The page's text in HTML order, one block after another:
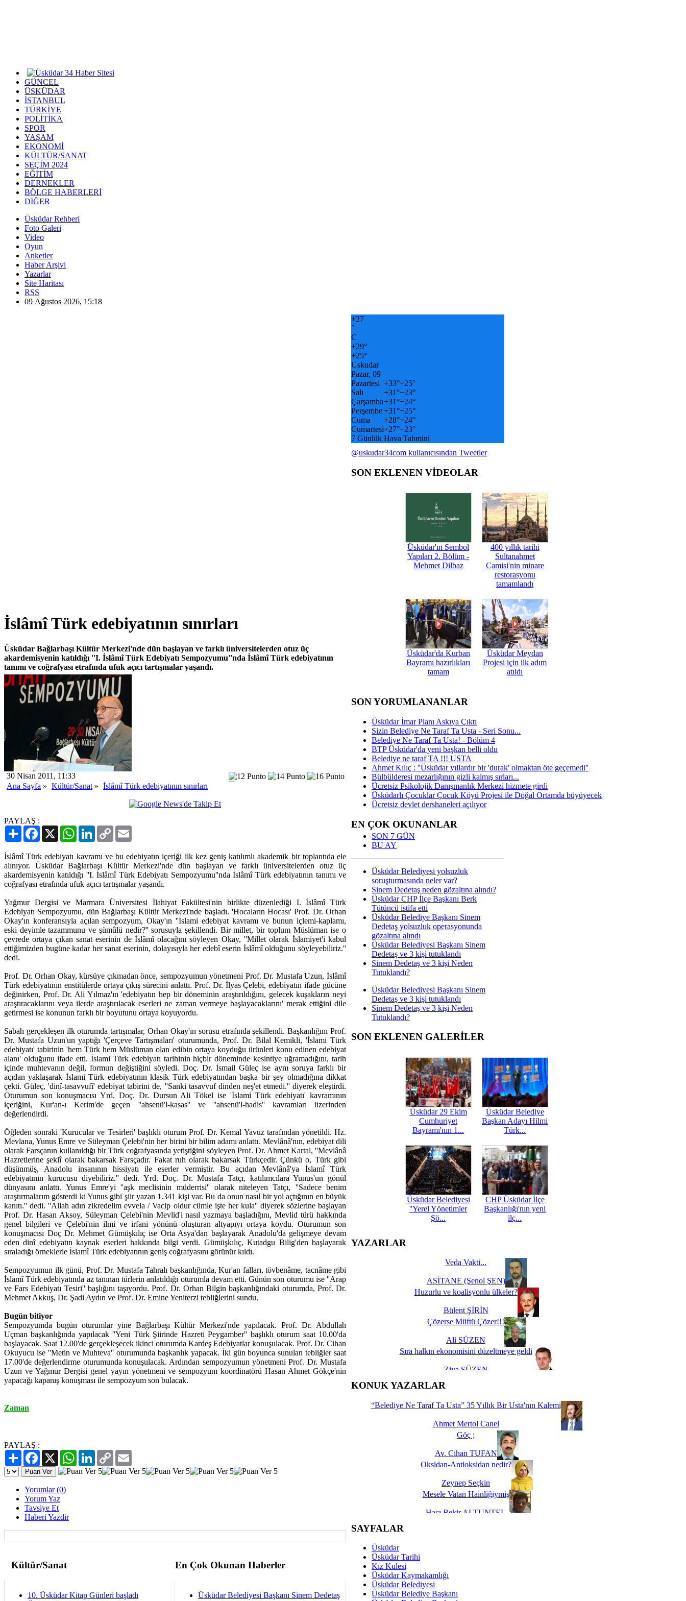
GÜNCEL
ÜSKÜDAR
İSTANBUL
TÜRKİYE
POLİTİKA
SPOR
YAŞAM
EKONOMİ
KÜLTÜR/SANAT
SEÇİM 2024
EĞİTİM
DERNEKLER
BÖLGE HABERLERİ
DİĞER
Üsküdar Rehberi
Foto Galeri
Video
Oyun
Anketler
Haber Arşivi
Yazarlar
Site Haritası
RSS
09 Ağustos 2026, 15:18
İslâmî Türk edebiyatının sınırları
Üsküdar Bağlarbaşı Kültür Merkezi'nde dün başlayan ve farklı üniversitelerden otuz üç
akardemisyenin katıldığı ''I. İslâmî Türk Edebiyatı Sempozyumu''nda İslâmî Türk edebiyatının
tanımı ve coğrafyası etrafında ufuk açıcı tartışmalar yaşandı.
30 Nisan 2011, 11:33
Ana Sayfa » Kültür/Sanat » İslâmî Türk edebiyatının sınırları
PAYLAŞ :
PaylaşFacebook
X WhatsAppLinkedIn
Copy
Link
İslâmî Türk edebiyatı kavramı ve bu edebiyatın içeriği ilk kez geniş katılımlı akademik bir toplantıda ele
alınıyor. Üsküdar Bağlarbaşı Kültür Merkezi'nde dün başlayan ve farklı üniversitelerden otuz üç
akardemisyenin katıldığı ''I. İslâmî Türk Edebiyatı Sempozyumu''nda İslâmî Türk edebiyatının tanımı ve
coğrafyası etrafında ufuk açıcı tartışmalar yaşandı.
Yağmur Dergisi ve Marmara Üniversitesi İlahiyat Fakültesi'nin birlikte düzenlediği I. İslâmî Türk
Edebiyatı Sempozyumu, dün Bağlarbaşı Kültür Merkezi'nde başladı. 'Hocaların Hocası' Prof. Dr. Orhan
Okay'ın konferansıyla açılan sempozyum, Okay'ın ''İslami edebiyat kavramı ve bunun içlemi-kaplamı,
eski deyimle tazammunu ve şümûlü nedir?'' sorusuyla şekillendi. Bir millet, bir toplum Müslüman ise o
çevrede ortaya çıkan sanat eserinin de İslâmî olacağını söyleyen Okay, ''Millet olarak İslamiyet'i kabul
ettiğimizden bugüne kadar her sanat eserinin, dolayısıyla her edebî eserin İslâmî olduğunu söyleyebiliriz.''
dedi.
Prof. Dr. Orhan Okay, kürsüye çıkmadan önce, sempozyumun yönetmeni Prof. Dr. Mustafa Uzun, İslâmî
Türk edebiyatının enstitülerde ortaya çıkış sürecini anlattı. Prof. Dr. İlyas Çelebi, edebiyatın ifade gücüne
değinirken, Prof. Dr. Ali Yılmaz'ın 'edebiyatın hep bir döneminin araştırıldığını, gelecek kuşakların neyi
araştıracaklarını veya ilerde araştırılacak eserleri ne zaman vermeye başlayacaklarını' merak ettiğini dile
getirmesi ise konunun farklı bir boyutunu ortaya koyuyordu.
Sabah gerçekleşen ilk oturumda tartışmalar, Orhan Okay'ın sorusu etrafında şekillendi. Başkanlığını Prof.
Dr. Mustafa Uzun'un yaptığı 'Çerçeve Tartışmaları' oturumunda, Prof. Dr. Bilal Kemikli, 'İslami Türk
edebiyatı' tabirinin 'hem Türk hem Müslüman olan edibin ortaya koyduğu ürünleri konu edinen edebiyat
alanı' olduğunu ifade etti. İslami Türk edebiyatı tarihinin hiçbir döneminde kesintiye uğramadığını, tarih
içinde muhtevanın değil, formun değiştiğini söyledi. Doç. Dr. İsmail Güleç ise aynı soruya farklı bir
açıdan yaklaşarak İslami Türk edebiyatının klasik Türk edebiyatından başka bir şey olmadığına dikkat
çekti. Güleç, 'dinî-tasavvufî' edebiyat tabirini de, ''Sanki tasavvuf dinden neş'et etmedi.'' diyerek eleştirdi.
Oturumun son konuşmacısı Yrd. Doç. Dr. Dursun Ali Tökel ise 'İslami Türk edebiyatı' kavramının
içeriğini, Kur'an-ı Kerim'de geçen ''ahsenü'l-kasas'' ve ''ahsenü'l-hadis'' kavramları üzerinden
değerlendirdi.
Öğleden sonraki 'Kurucular ve Tesirleri' başlıklı oturum Prof. Dr. Kemal Yavuz tarafından yönetildi. Hz.
Mevlana, Yunus Emre ve Süleyman Çelebi'nin her birini bir bilim adamı anlattı. Mevlânâ'nın, edebiyat dili
olarak Farsçanın kullanıldığı bir Türk coğrafyasında yetiştiğini söyleyen Prof. Dr. Ahmet Kartal, ''Mevlânâ
Hazretlerine şeklî olarak bakarsak Farsçadır. Fakat ruh olarak bakarsak Türkçedir. Çünkü o, Türk gibi
düşünmüş, Anadolu insanının hissiyatı ile eserler vermiştir. Bu açıdan Mevlânâ'ya İslamî Türk
edebiyatının kurucusu diyebiliriz.'' dedi. Yrd. Doç. Dr. Mustafa Tatçı, katılımcılara Yunus'un gönül
dünyasını anlattı. Yunus Emre'yi ''aşk meclisinin müderrisi'' olarak niteleyen Tatçı, ''Sadece benim
araştırmalarım gösterdi ki Yunus gibi şiir yazan 1.341 kişi var. Bu da onun nasıl bir yol açtığının en büyük
kanıtı.'' dedi. ''Allah adın zikredelim evvela / Vacip oldur cümle işte her kula'' diyerek sözlerine başlayan
Prof. Dr. Hasan Aksoy, Süleyman Çelebi'nin Mevlid'i nasıl yazmaya başladığını, Mevlid türü hakkında
genel bilgileri ve Çelebi'nin ilmi ve irfani yönünü oluşturan altyapıyı ortaya koydu. Oturumun son
konuşmacısı Doç Dr. Mehmet Gümüşkılıç ise Orta Asya'dan başlayarak Anadolu'da gelişmeye devam
eden dinî edebiyatın kaynak eserleri hakkında bilgi verdi. Gümüşkılıç, Kutadgu Bilig'den başlayarak
sıraladığı örneklerle İslamî Türk edebiyatının geniş coğrafyasını görünür kıldı.
Sempozyumun ilk günü, Prof. Dr. Mustafa Tahralı başkanlığında, Kur'an falları, tövbenâme, tacnâme gibi
İslamî Türk edebiyatında az tanınan türlerin anlatıldığı oturumla devam etti. Günün son oturumu ise ''Arap
ve Fars Edebiyatı Tesiri'' başlığını taşıyordu. Prof. Dr. Orhan Bilgin başkanlığındaki oturumda, Prof. Dr.
Mehmet Akkuş, Dr. Şadi Aydın ve Prof. Dr. Emine Yeniterzi tebliğlerini sundu.
Bugün bitiyor
Sempozyumda bugün oturumlar yine Bağlarbaşı Kültür Merkezi'nde yapılacak. Prof. Dr. Abdullah
Uçman başkanlığında yapılacak ''Yeni Türk Şiirinde Hazreti Peygamber'' başlıklı oturum saat 10.00'da
başlayacak. Saat 12.00'de gerçekleşecek ikinci oturumda Kardeş Edebiyatlar konuşulacak. Prof. Dr. Cihan
Okuyucu ise ''Metin ve Muhteva'' oturumunda başkanlık yapacak. İki gün boyunca sunulan tebliğler saat
17.00'de değerlendirme oturumunda konuşulacak. Ardından sempozyumun yönetmeni Prof. Dr. Mustafa
Uzun ve Yağmur Dergisi genel yayın yönetmeni ve sempozyum koordinatörü Hasan Ahmet Gökçe'nin
yapacağı kapanış konuşması ile sempozyum son bulacak.
Zaman
PAYLAŞ :
PaylaşFacebook
X WhatsAppLinkedIn
Copy
Link
Yorumlar (0)
Yorum Yaz
Tavsiye Et
Haberi Yazdir
Kültür/Sanat En Çok Okunan Haberler
10. Üsküdar Kitap Günleri başladı
Üsküdar Belediyesi Başkanı Sinem Dedetaş
+27
°
C
+29°
+25°
Uskudar
Pazar, 09
Pazartesi +33°+25°
Salı
+31°+23°
Çarşamba+31°+24°
Perşembe+31°+25°
Cuma
+28°+24°
Cumartesi+27°+23°
7 Günlük Hava Tahmini
@uskudar34com kullanıcısından Tweetler
SON EKLENEN VİDEOLAR
Üsküdar'ın Sembol
Yapıları 2. Bölüm -
Mehmet Dilbaz
400 yıllık tarihi
Sultanahmet
Camisi'nin minare
restorasyonu
tamamlandı
Üsküdar'da Kurban
Bayramı hazırlıkları
tamam
Üsküdar Meydan
Projesi için ilk adım
atıldı
SON YORUMLANANLAR
Üsküdar İmar Planı Askıya Çıktı
Sizin Belediye Ne Taraf Ta Usta - Seri Sonu...
Belediye Ne Taraf Ta Usta! - Bölüm 4
BTP Üsküdar'da yeni başkan belli oldu
Belediye ne taraf TA !!! USTA
Ahmet Kılıç : ''Üsküdar yıllardır bir 'durak' olmaktan öte geçemedi''
Bülbülderesi mezarlığının gizli kalmış sırları...
Ücretsiz Psikolojik Danışmanlık Merkezi hizmete girdi
Üsküdarlı Çocuklar Çocuk Köyü Projesi ile Doğal Ortamda büyüyecek
Ücretsiz devlet dershaneleri açılıyor
EN ÇOK OKUNANLAR
SON 7 GÜN
BU AY
Üsküdar Belediyesi yolsuzluk
soruşturmasında neler var?
Sinem Dedetaş neden gözaltına alındı?
Üsküdar CHP İlçe Başkanı Berk
Tütüncü istifa etti
Üsküdar Belediye Başkanı Sinem
Dedetaş yolsuzluk operasyonunda
gözaltına alındı
Üsküdar Belediyesi Başkanı Sinem
Dedetaş ve 3 kişi tutuklandı
Sinem Dedetaş ve 3 kişi Neden
Tutuklandı?
Üsküdar Belediyesi Başkanı Sinem
Dedetaş ve 3 kişi tutuklandı
Sinem Dedetaş ve 3 kişi Neden
Tutuklandı?
SON EKLENEN GALERİLER
Üsküdar 29 Ekim
Cumhuriyet
Bayramı'nın 1...
Üsküdar Belediye
Başkan Adayı Hilmi
Türk...
Üsküdar Belediyesi
''Yerel Yönetimler
Şö...
CHP Üsküdar İlçe
Başkanlığı'nın yeni
ilç...
YAZARLAR
Veda Vakti...
ASİTANE (Şenol ŞEN)
Huzurlu ve koalisyonlu ülkeler?
Bülent ŞİRİN
Çözerse Müftü Çözer!!!
Ali SÜZEN
Sıra halkın ekonomisini düzeltmeye geldi
Ziya SÜZEN
İşte Biz buyuz...
KONUK YAZARLAR
“Belediye Ne Taraf Ta Usta” 35 Yıllık Bir Usta'nın Kalemi
Ahmet Mertol Canel
Göç ;
Av. Cihan TUFAN
Oksidan-Antioksidan nedir?
Zeynep Seçkin
Mesele Vatan Hainliğiymiş
Hacı Bekir ALTUNTEL
Dünya Fani, Ama Kısa Bir Süre De Olsa Burdayız
Savaş ŞENEL
Hukukun Adaleti Kalmadı Üstadım!
SAYFALAR
Üsküdar
Üsküdar Tarihi
Kız Kulesi
Üsküdar Kaymakamlığı
Üsküdar Belediyesi
Üsküdar Belediye Başkanı